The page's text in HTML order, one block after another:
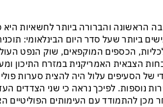
הראשונה והברורה ביותר לחשאיות היא
ביותר שעל סדר היום הבינלאומי:
הכספים המוקפאים, שוק הנפט
הצבאית האמריקנית במזרח התיכון
של הסעיפים עלול היה להצית סערות
נוספות. לפיכך נראה כי שני הצדדים
מכן להתמודד עם העימותים הפוליטיים